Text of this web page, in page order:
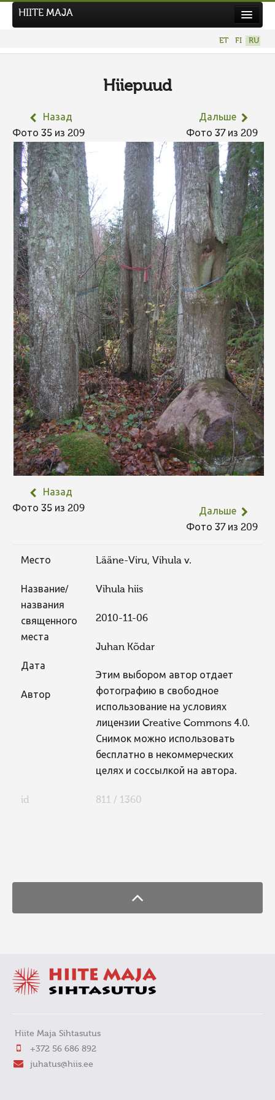
НОВЫЙ ФОТОКОНКУРС
ПРЕДЫДУЩИЕ КОНКУРСЫ
HIITE MAJA
ET FI RU
Hiiepuud
Назад
Фото 35 из 209
Дальше
Фото 37 из 209
Назад
Фото 35 из 209
Дальше
Фото 37 из 209
Место Lääne-Viru, Vihula v.
Название/
названия
священного
места
Vihula hiis
Дата
2010-11-06
Автор
Juhan Kõdar
Этим выбором автор отдает
фотографию в свободное
использование на условиях
лицензии Creative Commons 4.0.
Снимок можно использовать
бесплатно в некоммерческих
целях и соссылкой на автора.
id 811 / 1360
Hiite Maja Sihtasutus
+372 56 686 892
juhatus@hiis.ee